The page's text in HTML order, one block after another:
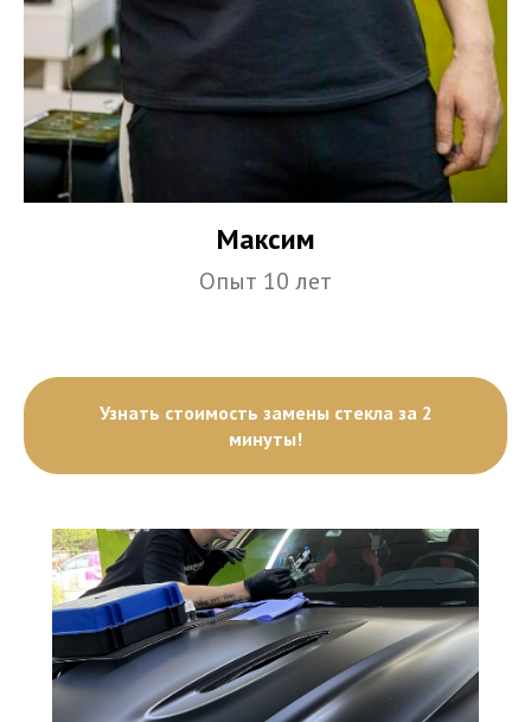
Максим
Опыт 10 лет
Узнать стоимость замены стекла за 2
минуты!